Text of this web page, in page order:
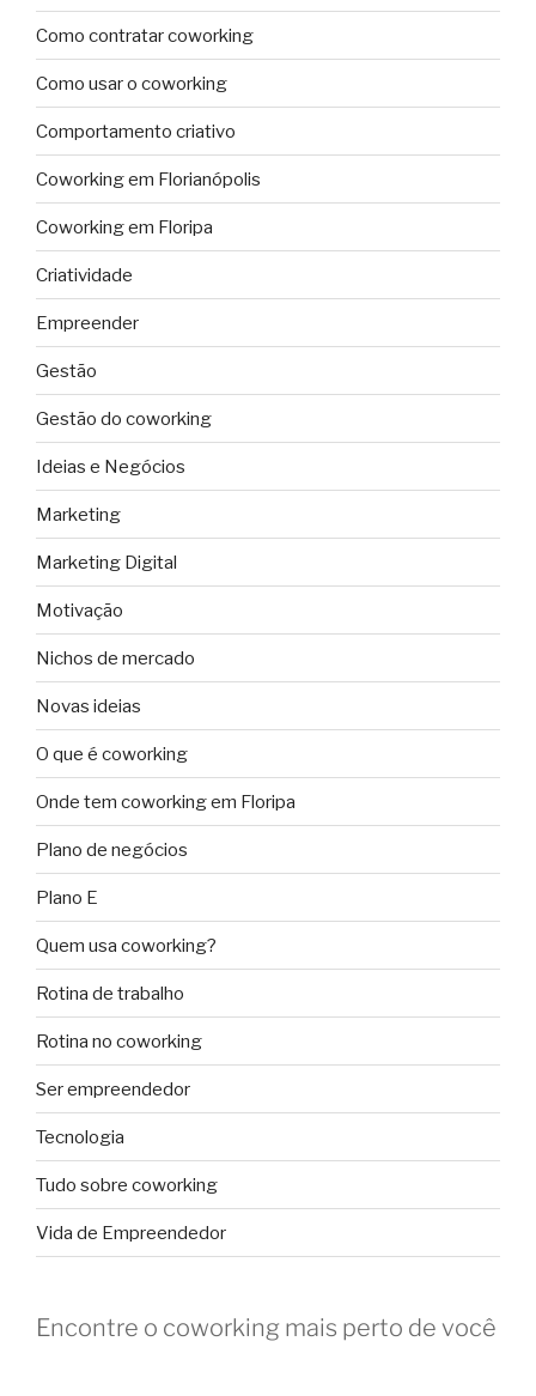
Como contratar coworking
Como usar o coworking
Comportamento criativo
Coworking em Florianópolis
Coworking em Floripa
Criatividade
Empreender
Gestão
Gestão do coworking
Ideias e Negócios
Marketing
Marketing Digital
Motivação
Nichos de mercado
Novas ideias
O que é coworking
Onde tem coworking em Floripa
Plano de negócios
Plano E
Quem usa coworking?
Rotina de trabalho
Rotina no coworking
Ser empreendedor
Tecnologia
Tudo sobre coworking
Vida de Empreendedor
Encontre o coworking mais perto de você